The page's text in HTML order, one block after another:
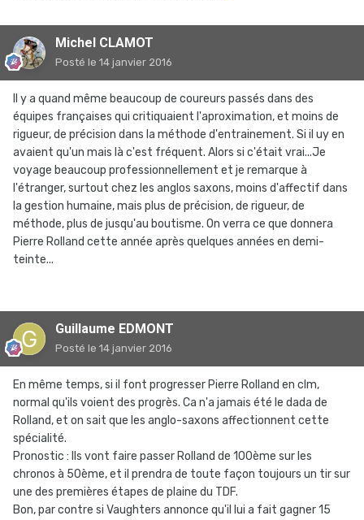
Michel CLAMOT
Posté le 14 janvier 2016
Il y a quand même beaucoup de coureurs passés dans des
équipes françaises qui critiquaient l'aproximation, et moins de
rigueur, de précision dans la méthode d'entrainement. Si il uy en
avaient qu'un mais là c'est fréquent. Alors si c'était vrai...Je
voyage beaucoup professionnellement et je remarque à
l'étranger, surtout chez les anglos saxons, moins d'affectif dans
la gestion humaine, mais plus de précision, de rigueur, de
méthode, plus de jusqu'au boutisme. On verra ce que donnera
Pierre Rolland cette année après quelques années en demi-
teinte...
Guillaume EDMONT
Posté le 14 janvier 2016
En même temps, si il font progresser Pierre Rolland en clm,
normal qu'ils voient des progrès. Ca n'a jamais été le dada de
Rolland, et on sait que les anglo-saxons affectionnent cette
spécialité.
Pronostic : Ils vont faire passer Rolland de 100ème sur les
chronos à 50ème, et il prendra de toute façon toujours un tir sur
une des premières étapes de plaine du TDF.
Bon, par contre si Vaughters annonce qu'il lui a fait gagner 15